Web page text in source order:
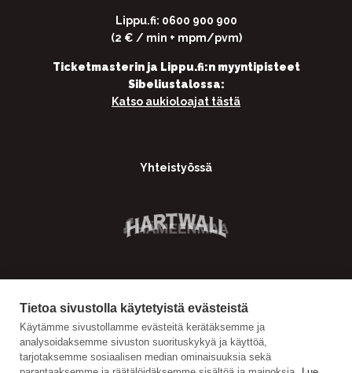
Tietoa sivustolla käytetyistä evästeistä
Käytämme sivustollamme evästeitä kerätäksemme ja
analysoidaksemme sivuston suorituskykyä ja käyttöä,
tarjotaksemme sosiaalisen median ominaisuuksia sekä
Lippu.fi: 0600 900 900
(2 € / min + mpm/pvm)
Ticketmasterin ja Lippu.fi:n myyntipisteet
Sibeliustalossa:
Katso aukioloajat tästä
Yhteistyössä